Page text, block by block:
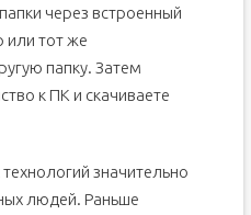
через встроенный
тот же
папку. Затем
к ПК и скачиваете
значительно
людей. Раньше